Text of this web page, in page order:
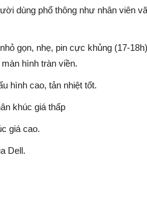
dùng phổ thông như nhân viên
gọn, nhẹ, pin cực khủng (17-
hình tràn viền.
hình cao, tản nhiệt tốt.
khúc giá thấp
giá cao.
Dell.